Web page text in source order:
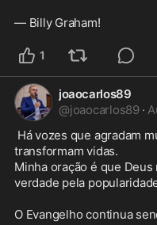
— Billy Graham!
1
joaocarlos89
@joaocarlos89 ·
transformam vidas.
Minha oração é que
verdade pela
O Evangelho continua